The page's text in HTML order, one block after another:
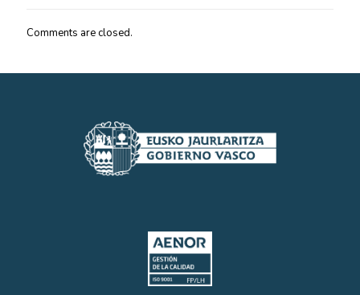
Comments are closed.